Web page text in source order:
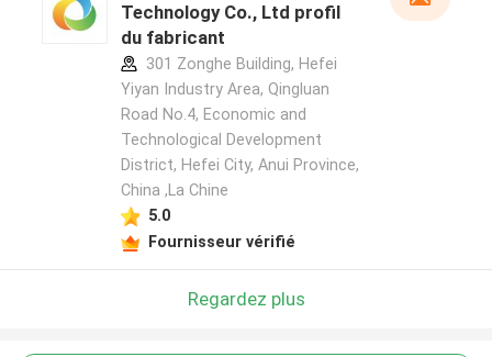
Technology Co., Ltd profil
du fabricant
301 Zonghe Building, Hefei
Yiyan Industry Area, Qingluan
Road No.4, Economic and
Technological Development
District, Hefei City, Anui Province,
China ,La Chine
5.0
Fournisseur vérifié
Regardez plus